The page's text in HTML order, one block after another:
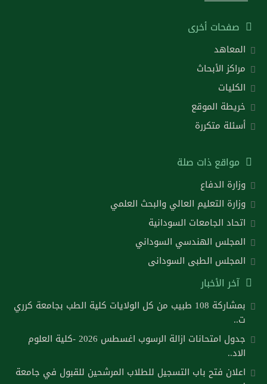
صفحات أخرى
المعاهد
مراكز الأبحاث
الكليات
خريطة الموقع
أسئلة متكررة
مواقع ذات صلة
وزارة الدفاع
وزارة التعليم العالي والبحث العلمي
اتحاد الجامعات السودانية
المجلس الهندسي السوداني
المجلس الطبى السودانى
آخر الأخبار
بمشاركة 108 طبيب من كل الولايات كلية الطب بجامعة كرري
ت..
جدول امتحانات ازالة الرسوب اغسطس 2026 -كلية العلوم
الاد..
اعلان فتح باب التسجيل للطلاب المرشحين للقبول في جامعة